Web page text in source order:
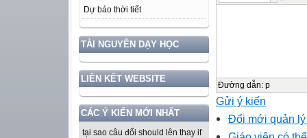
Dự báo thời tiết
TÀI NGUYÊN DẠY HỌC
LIÊN KẾT WEBSITE
CÁC Ý KIẾN MỚI NHẤT
tại sao câu đổi should lên thay if
Đường dẫn: p
Gửi ý kiến
Đổi mới quản